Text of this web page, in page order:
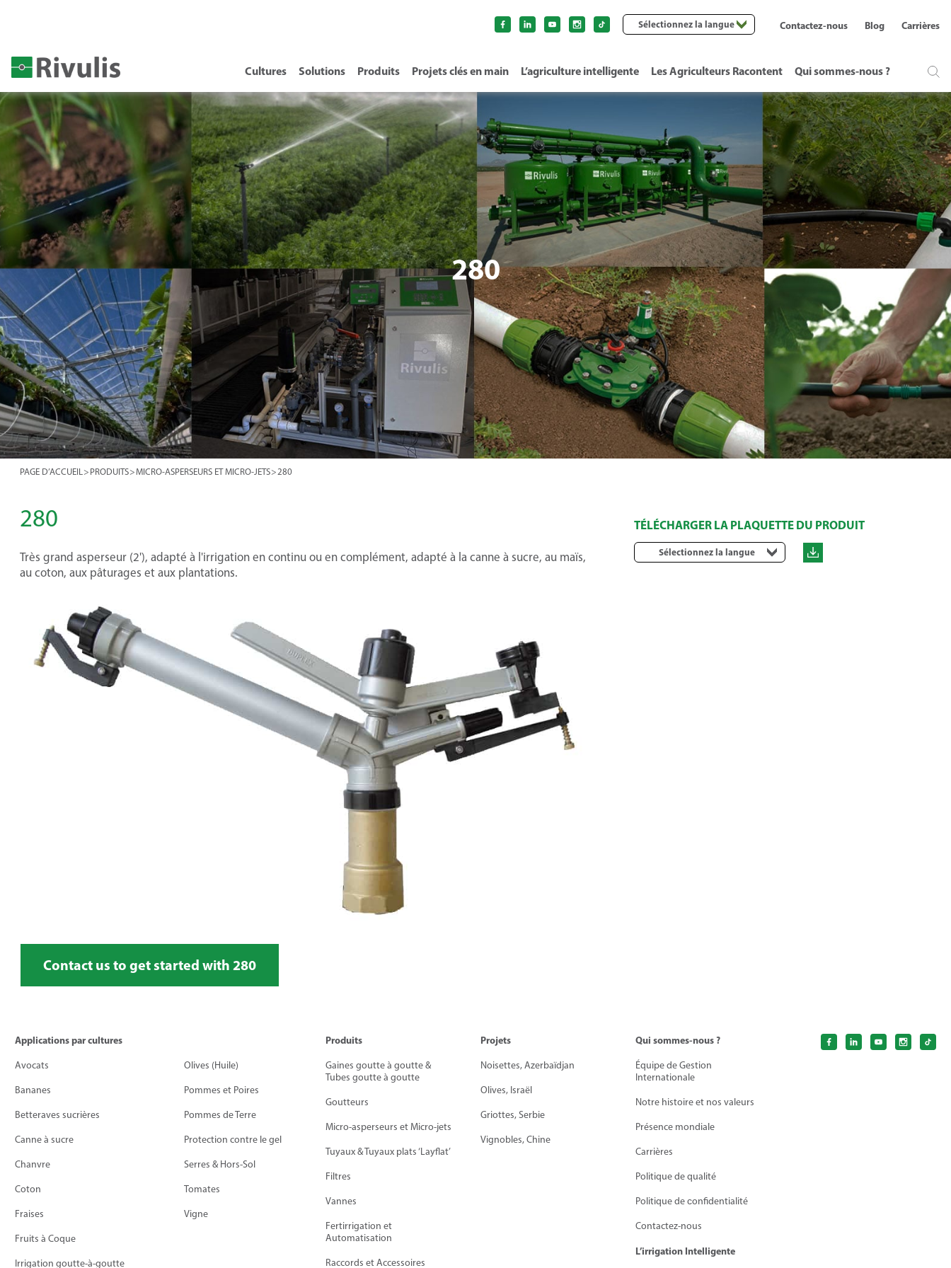
Cultures Solutions Produits Projets clés en main L’agriculture intelligente Les Agriculteurs Racontent Qui sommes-nous ?
Contactez-nous Blog Carrières
Sélectionnez la langue
280
PAGE D’ACCUEIL> PRODUITS>MICRO-ASPERSEURS ET MICRO-JETS>280
280
Très grand asperseur (2'), adapté à l'irrigation en continu ou en complément, adapté à la canne à sucre, au maïs,
au coton, aux pâturages et aux plantations.
Contact us to get started with 280
TÉLÉCHARGER LA PLAQUETTE DU PRODUIT
Sélectionnez la langue
Applications par cultures
Avocats
Bananes
Betteraves sucrières
Canne à sucre
Chanvre
Coton
Fraises
Fruits à Coque
Irrigation goutte-à-goutte
Olives (Huile)
Pommes et Poires
Pommes de Terre
Protection contre le gel
Serres & Hors-Sol
Tomates
Vigne
Produits
Gaines goutte à goutte &
Tubes goutte à goutte
Goutteurs
Micro-asperseurs et Micro-jets
Tuyaux & Tuyaux plats ‘Layflat’
Filtres
Vannes
Fertirrigation et
Automatisation
Raccords et Accessoires
Projets
Noisettes, Azerbaïdjan
Olives, Israël
Griottes, Serbie
Vignobles, Chine
Qui sommes-nous ?
Équipe de Gestion
Internationale
Notre histoire et nos valeurs
Présence mondiale
Carrières
Politique de qualité
Politique de сonfidentialité
Contactez-nous
L’irrigation Intelligente